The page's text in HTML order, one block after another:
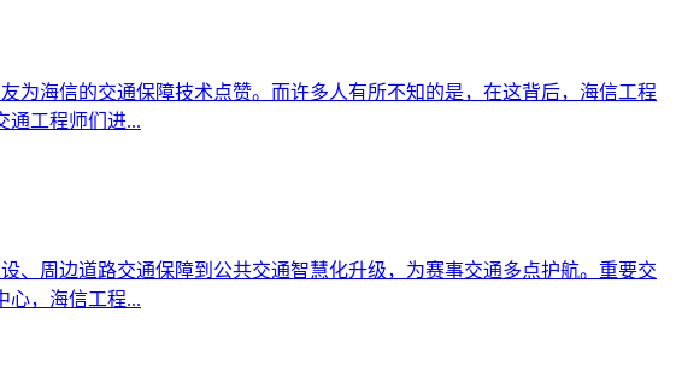
为海信的交通保障技术点赞。而许多人有所不知的是，在这背后，海信工程
通工程师们进...
、周边道路交通保障到公共交通智慧化升级，为赛事交通多点护航。重要交
心，海信工程...